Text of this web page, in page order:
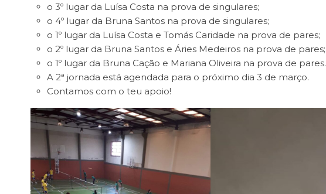
o 3º lugar da Luísa Costa na prova de singulares;
o 4º lugar da Bruna Santos na prova de singulares;
o 1º lugar da Luísa Costa e Tomás Caridade na prova de pares;
o 2º lugar da Bruna Santos e Áries Medeiros na prova de pares;
o 1º lugar da Bruna Cação e Mariana Oliveira na prova de pares.
A 2ª jornada está agendada para o próximo dia 3 de março.
Contamos com o teu apoio!